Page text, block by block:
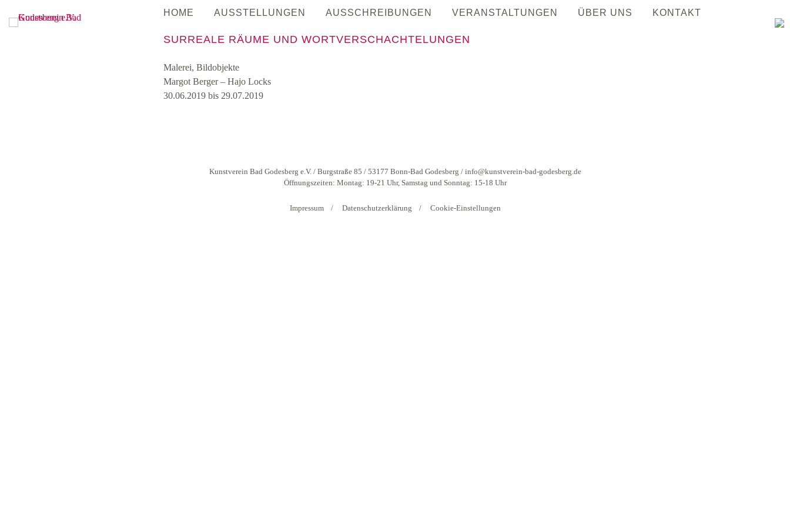
HOME AUSSTELLUNGEN AUSSCHREIBUNGEN VERANSTALTUNGEN ÜBER UNS KONTAKT
SURREALE RÄUME UND WORTVERSCHACHTELUNGEN
Malerei, Bildobjekte
Margot Berger
Hajo Locks
30.06.2019 bis 29.07.2019
Kunstverein Bad Godesberg e.V. / Burgstraße 85 / 53177 Bonn-Bad Godesberg / info@kunstverein-bad-godesberg.de
Öffnungszeiten: Montag: 19-21 Uhr, Samstag und Sonntag: 15-18 Uhr
Impressum Datenschutzerklärung Cookie-Einstellungen